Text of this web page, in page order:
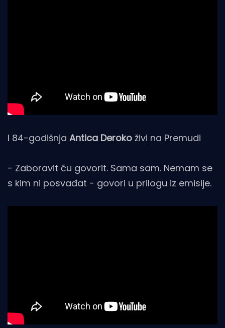
I 84-godišnja Antica Deroko živi na Premudi
- Zaboravit ću govorit. Sama sam. Nemam se
s kim ni posvađat - govori u prilogu iz emisije.